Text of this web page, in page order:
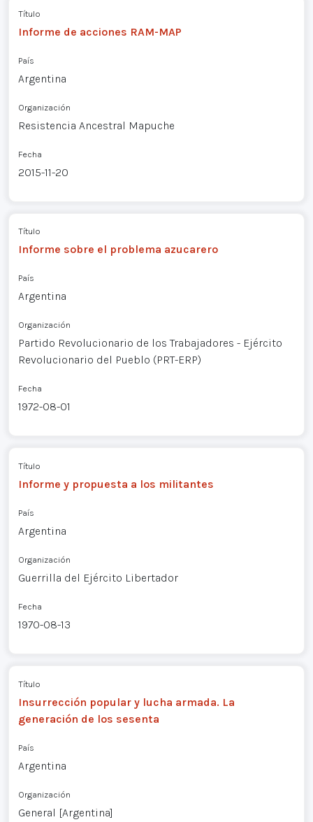
Título
Informe de acciones RAM-MAP
País
Argentina
Organización
Resistencia Ancestral Mapuche
Fecha
2015-11-20
Título
Informe sobre el problema azucarero
País
Argentina
Organización
Partido Revolucionario de los Trabajadores - Ejército
Revolucionario del Pueblo (PRT-ERP)
Fecha
1972-08-01
Título
Informe y propuesta a los militantes
País
Argentina
Organización
Guerrilla del Ejército Libertador
Fecha
1970-08-13
Título
Insurrección popular y lucha armada. La
generación de los sesenta
País
Argentina
Organización
General [Argentina]